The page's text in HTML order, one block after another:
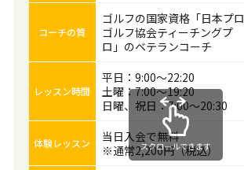
コーチの質
ゴルフの国家資格「日本プロ
ゴルフ協会ティーチングプ
ロ」のベテランコーチ
レッスン時間
平日：9:00～22:20
土曜：7:00～19:20
日曜、祝日：7:00～20:30
体験レッスン
当日入会で無料
※通常2,200円（税込）
スクロールできます